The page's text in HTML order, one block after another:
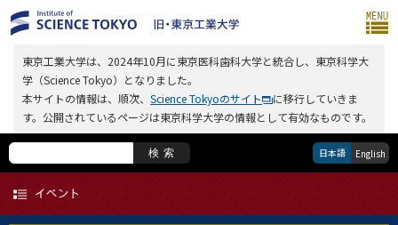
東京工業大学は、2024年10月に東京医科歯科大学と統合し、東京科学大
学（Science Tokyo）となりました。
本サイトの情報は、順次、 Science Tokyoのサイト
に移行していきま
す。公開されているページは東京科学大学の情報として有効なものです。
検索 日本語 English